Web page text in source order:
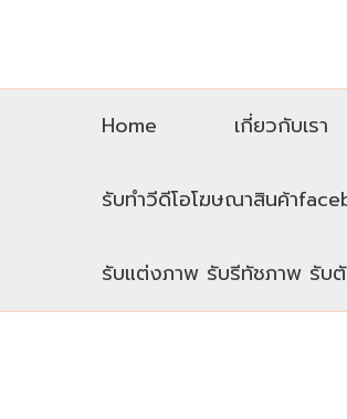
Home เกี่ยวกับเรา
รับทำวีดีโอโฆษณาสินค้า
รับแต่งภาพ รับรีทัชภาพ รับ